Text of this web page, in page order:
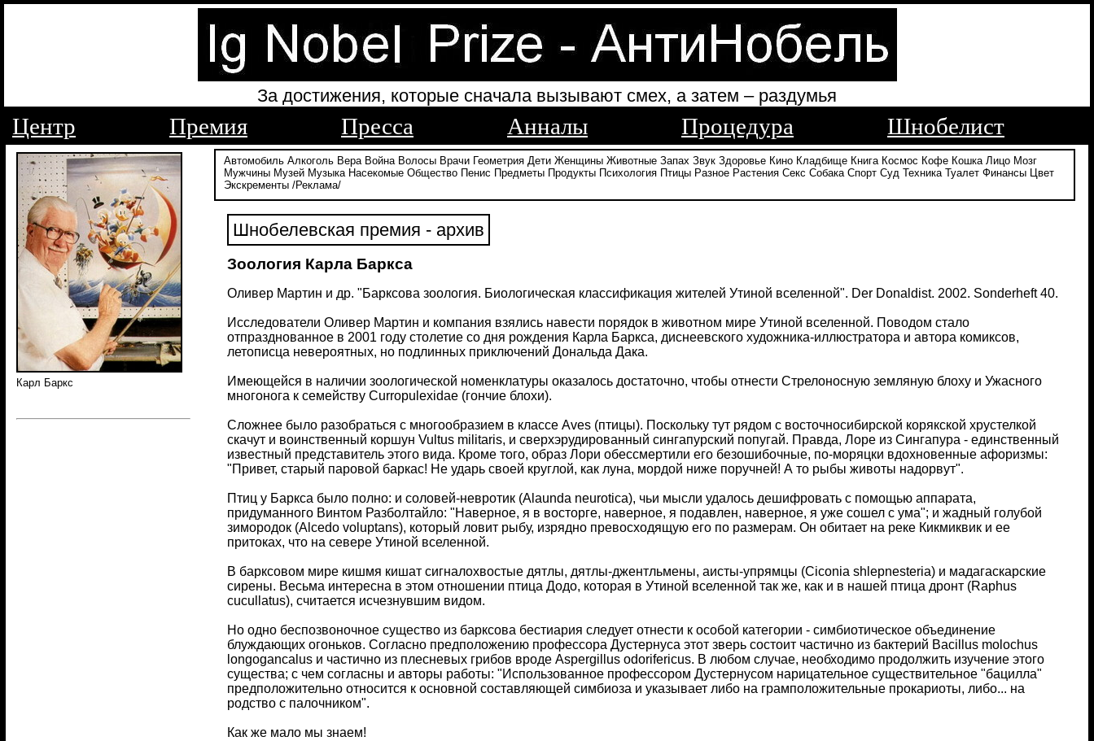
За достижения, которые сначала вызывают смех, а затем – раздумья
Центр Премия Пресса Анналы Процедура Шнобелист
Карл Баркс
Автомобиль Алкоголь Вера Война Волосы Врачи Геометрия Дети Женщины Животные Запах Звук Здоровье Кино Кладбище Книга Космос Кофе Кошка Лицо Мозг
Мужчины Музей Музыка Насекомые Общество Пенис Предметы Продукты Психология Птицы Разное Растения Секс Собака Спорт Суд Техника Туалет Финансы
Цвет
Экскременты /Реклама/
Шнобелевская премия - архив
Зоология Карла Баркса
Оливер Мартин и др. "Барксова зоология. Биологическая классификация жителей Утиной вселенной". Der Donaldist. 2002. Sonderheft 40.
Исследователи Оливер Мартин и компания взялись навести порядок в животном мире Утиной вселенной. Поводом стало
отпразднованное в 2001 году столетие со дня рождения Карла Баркса, диснеевского художника-иллюстратора и автора комиксов,
летописца невероятных, но подлинных приключений Дональда Дака.
Имеющейся в наличии зоологической номенклатуры оказалось достаточно, чтобы отнести Стрелоносную земляную блоху и Ужасного
многонога к семейству Curropulexidae (гончие блохи).
Сложнее было разобраться с многообразием в классе Aves (птицы). Поскольку тут рядом с восточносибирской корякской хрустелкой
скачут и воинственный коршун Vultus militaris, и сверхэрудированный сингапурский попугай. Правда, Лоре из Сингапура - единственный
известный представитель этого вида. Кроме того, образ Лори обессмертили его безошибочные, по-моряцки вдохновенные афоризмы:
"Привет, старый паровой баркас! Не ударь своей круглой, как луна, мордой ниже поручней! А то рыбы животы надорвут".
Птиц у Баркса было полно: и соловей-невротик (Alaunda neurotica), чьи мысли удалось дешифровать с помощью аппарата,
придуманного Винтом Разболтайло: "Наверное, я в восторге, наверное, я подавлен, наверное, я уже сошел с ума"; и жадный голубой
зимородок (Alcedo voluptans), который ловит рыбу, изрядно превосходящую его по размерам. Он обитает на реке Кикмиквик и ее
притоках, что на севере Утиной вселенной.
В барксовом мире кишмя кишат сигналохвостые дятлы, дятлы-джентльмены, аисты-упрямцы (Ciconia shlepnesteria) и мадагаскарские
сирены. Весьма интересна в этом отношении птица Додо, которая в Утиной вселенной так же, как и в нашей птица дронт (Raphus
cucullatus), считается исчезнувшим видом.
Но одно беспозвоночное существо из барксова бестиария следует отнести к особой категории - симбиотическое объединение
блуждающих огоньков. Согласно предположению профессора Дустернуса этот зверь состоит частично из бактерий Bacillus molochus
longogancalus и частично из плесневых грибов вроде Aspergillus odorifericus. В любом случае, необходимо продолжить изучение этого
существа; с чем согласны и авторы работы: "Использованное профессором Дустернусом нарицательное существительное "бацилла"
предположительно относится к основной составляющей симбиоза и указывает либо на грамположительные прокариоты, либо... на
родство с палочником".
Как же мало мы знаем!